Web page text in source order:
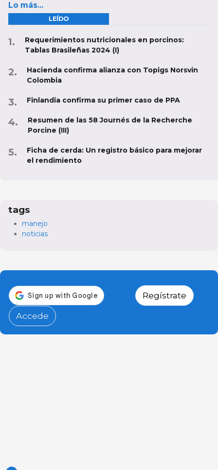
Lo más...
LEÍDO
Requerimientos nutricionales en porcinos:
Tablas Brasileñas 2024 (I)
Hacienda confirma alianza con Topigs Norsvin
Colombia
Finlandia confirma su primer caso de PPA
Resumen de las 58 Journés de la Recherche
Porcine (III)
Ficha de cerda: Un registro básico para mejorar
el rendimiento
tags
manejo
noticias
Regístrate
Accede